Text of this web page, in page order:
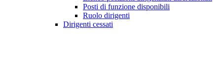
Posti di funzione disponibili
Ruolo dirigenti
Dirigenti cessati